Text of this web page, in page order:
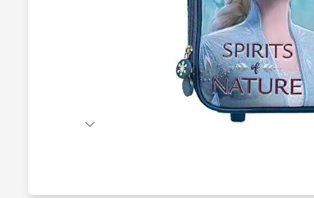
Nerf
Silahlar
Silah Setleri
Kılıç Setleri
Ok Setleri